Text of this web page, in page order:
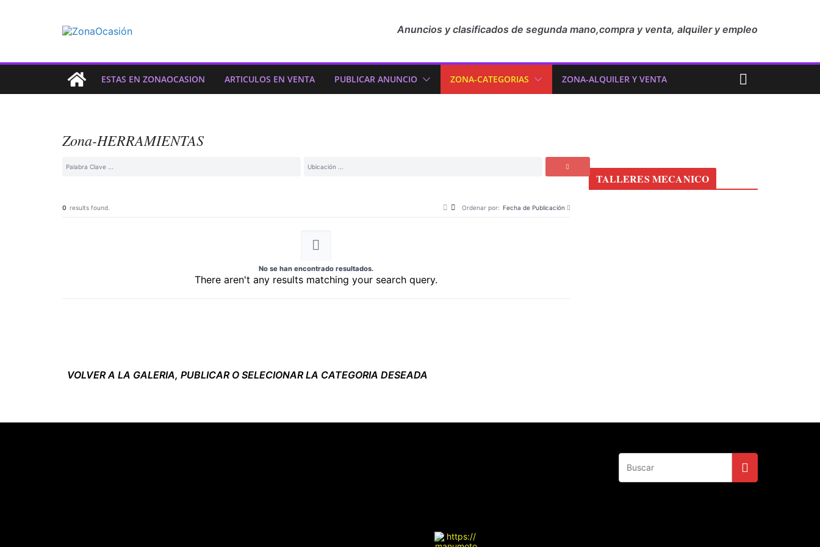
Anuncios y clasificados de segunda mano,compra y venta, alquiler y empleo
ESTAS EN ZONAOCASION ARTICULOS EN VENTA PUBLICAR ANUNCIO ZONA-CATEGORIAS ZONA-ALQUILER Y VENTA
Zona-HERRAMIENTAS
Ordenar por: Fecha de Publicación
0 results found.
No se han encontrado resultados.
There aren't any results matching your search query.
TALLERES MECANICO
VOLVER A LA GALERIA, PUBLICAR O SELECIONAR LA CATEGORIA DESEADA